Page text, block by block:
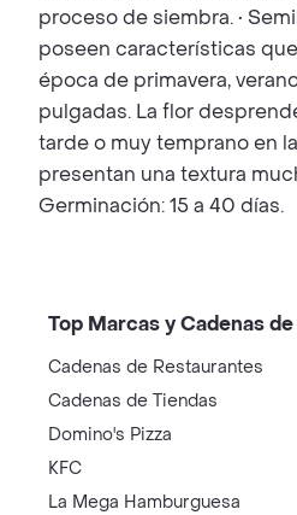
proceso de siembra. •
poseen características
época de primavera,
pulgadas. La flor
tarde o muy temprano en
presentan una textura
Germinación: 15 a 40 días.
Top Marcas y Cadenas
Cadenas de Restaurantes
Cadenas de Tiendas
Domino's Pizza
KFC
La Mega Hamburguesa